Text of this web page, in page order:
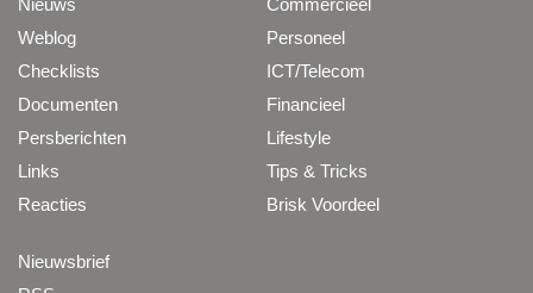
Nieuws
Weblog
Checklists
Documenten
Persberichten
Links
Reacties
Commercieel
Personeel
ICT/Telecom
Financieel
Lifestyle
Tips & Tricks
Brisk Voordeel
Nieuwsbrief